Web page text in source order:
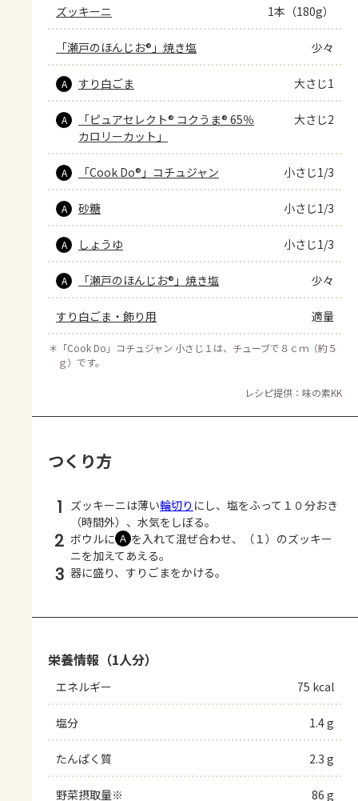
ズッキーニ 1本（180g）
「瀬戸のほんじお®」焼き塩 少々
A すり白ごま 大さじ1
A
「ピュアセレクト® コクうま® 65％
カロリーカット」
大さじ2
A 「Cook Do®」コチュジャン 小さじ1/3
A 砂糖 小さじ1/3
A しょうゆ 小さじ1/3
A 「瀬戸のほんじお®」焼き塩 少々
すり白ごま・飾り用 適量
＊ 「Cook Do」コチュジャン 小さじ１は、チューブで８ｃｍ（約５
ｇ）です。
レシピ提供：味の素KK
つくり方
1 ズッキーニは薄い輪切り にし、塩をふって１０分おき
（時間外）、水気をしぼる。
2 ボウルに Ａ を入れて混ぜ合わせ、（１）のズッキー
ニを加えてあえる。
3 器に盛り、すりごまをかける。
栄養情報（1人分）
エネルギー 75 kcal
塩分 1.4 g
たんぱく質 2.3 g
野菜摂取量※ 86 g